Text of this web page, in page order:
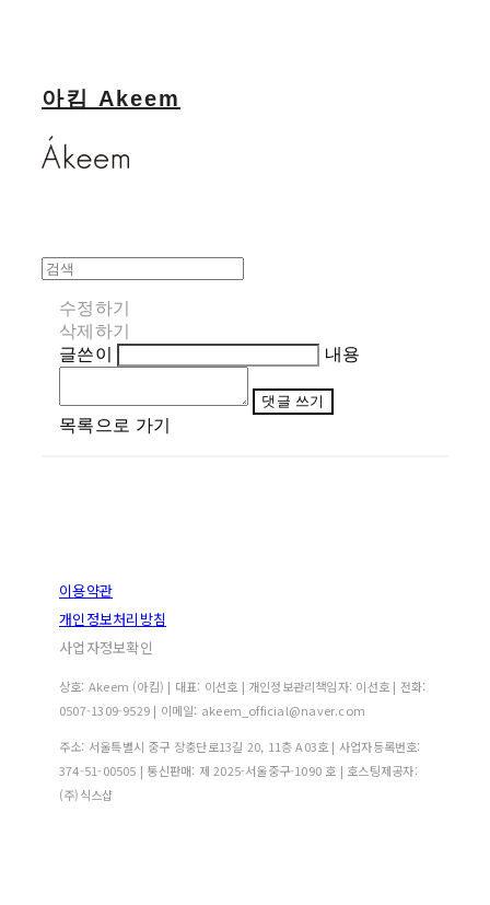
아킴 Akeem
수정하기
삭제하기
글쓴이
내용
댓글 쓰기
목록으로 가기
이용약관
개인정보처리방침
사업자정보확인
상호: Akeem (아킴) | 대표: 이선호 | 개인정보관리책임자: 이선호 | 전화:
0507-1309-9529 | 이메일: akeem_official@naver.com
주소: 서울특별시 중구 장충단로13길 20, 11층 A03호 | 사업자등록번호:
374-51-00505 | 통신판매: 제 2025-서울중구-1090 호 | 호스팅제공자:
(주)식스샵